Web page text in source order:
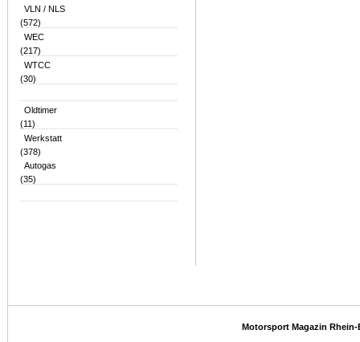
VLN / NLS
(572)
WEC
(217)
WTCC
(30)
Oldtimer
(11)
Werkstatt
(378)
Autogas
(35)
Motorsport Magazin Rhein-